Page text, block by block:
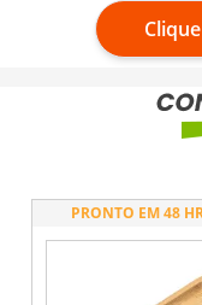
PRONTO EM 48